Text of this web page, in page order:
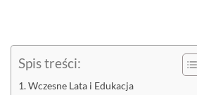
Spis treści:
Wczesne Lata i Edukacja